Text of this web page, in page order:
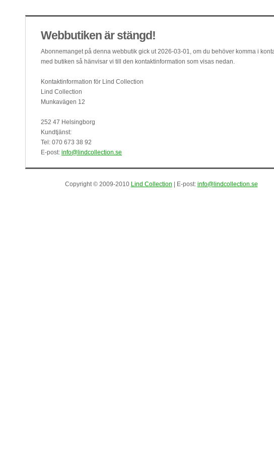
Webbutiken är stängd!
Abonnemanget på denna webbutik gick ut 2026-03-01, om du behöver komma i
med butiken så hänvisar vi till den kontaktinformation som visas nedan.
Kontaktinformation för Lind Collection
Lind Collection
Munkavägen 12
252 47 Helsingborg
Kundtjänst:
Tel: 070 673 38 92
E-post: info@lindcollection.se
Copyright © 2009-2010 Lind Collection | E-post: info@lindcollection.se